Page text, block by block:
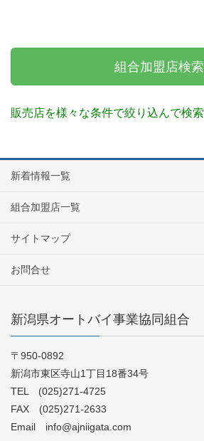
組合加盟店検索
販売店を様々な条件で絞り込んで検索
新着情報一覧
組合加盟店一覧
サイトマップ
お問合せ
新潟県オートバイ事業協同組合
〒950-0892
新潟市東区寺山1丁目18番34号
TEL (025)271-4725
FAX (025)271-2633
Email info@ajniigata.com